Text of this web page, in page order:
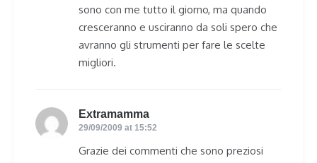
sono con me tutto il giorno, ma quando
cresceranno e usciranno da soli spero che
avranno gli strumenti per fare le scelte
migliori.
Extramamma
29/09/2009 at 15:52
Grazie dei commenti che sono preziosi